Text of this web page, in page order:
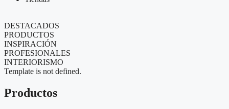
DESTACADOS
PRODUCTOS
INSPIRACIÓN
PROFESIONALES
INTERIORISMO
Template is not defined.
Productos